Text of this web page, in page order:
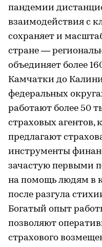
пандемии
взаимодействия с
сохраняет и
стране —
объединяет более
Камчатки до
федеральных
работают более 50
страховых агентов,
предлагают
инструменты
зачастую первыми
на помощь людям в
после разгула
Богатый опыт
позволяют
страхового